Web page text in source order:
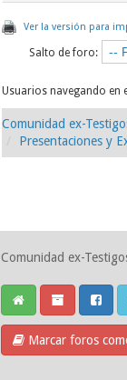
Ver la versión para
Salto de foro:
Usuarios navegando en
Comunidad ex-
Presentaciones y
Comunidad ex-
Marcar foros